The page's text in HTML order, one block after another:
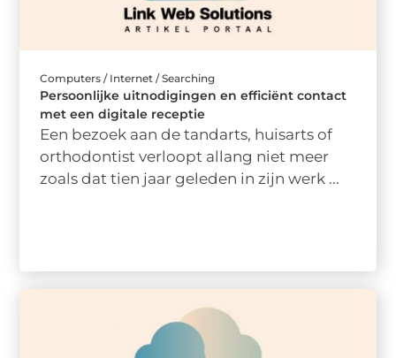
Computers / Internet / Searching
Persoonlijke uitnodigingen en efficiënt contact
met een digitale receptie
Een bezoek aan de tandarts, huisarts of
orthodontist verloopt allang niet meer
zoals dat tien jaar geleden in zijn werk ...